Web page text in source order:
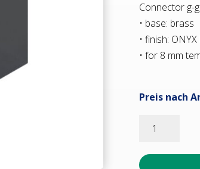
Connector g-
• base: brass
• finish:
• for 8 mm
Preis nach
WELLNESS
CL